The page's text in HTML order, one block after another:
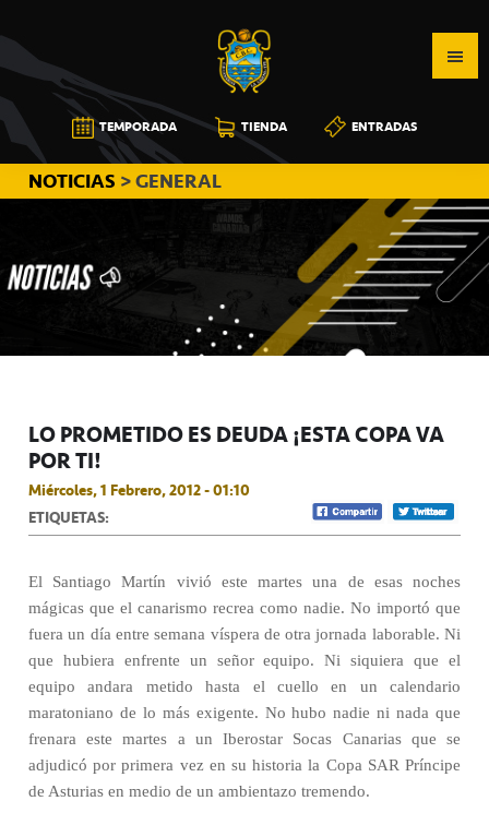
a
la
navegación
principal
al
contenido
principal
a
la
barra
lateral
principal
CB
CANARIAS
TEMPORADA TIENDA ENTRADAS
NOTICIAS > GENERAL
LO PROMETIDO ES DEUDA ¡ESTA COPA VA
POR TI!
Miércoles, 1 Febrero, 2012 - 01:10
ETIQUETAS:
El Santiago Martín vivió este martes una de esas noches
mágicas que el canarismo recrea como nadie. No importó que
fuera un día entre semana víspera de otra jornada laborable. Ni
que hubiera enfrente un señor equipo. Ni siquiera que el
equipo andara metido hasta el cuello en un calendario
maratoniano de lo más exigente. No hubo nadie ni nada que
frenara este martes a un Iberostar Socas Canarias que se
adjudicó por primera vez en su historia la Copa SAR Príncipe
de Asturias en medio de un ambientazo tremendo.